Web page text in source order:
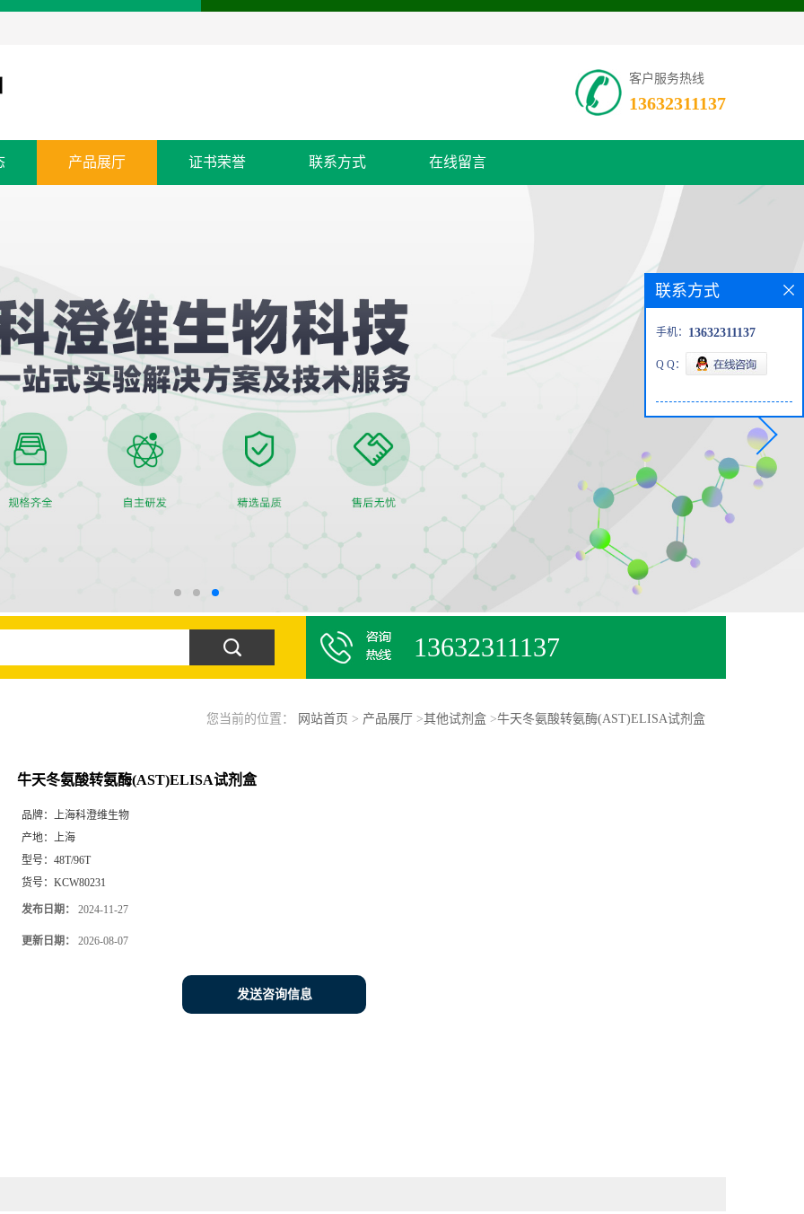
客户服务热线
13632311137
产品展厅 证书荣誉 联系方式 在线留言
13632311137
您当前的位置： 网站首页 > 产品展厅 >其他试剂盒>牛天冬氨酸转氨酶(AST)ELISA试剂盒
牛天冬氨酸转氨酶(AST)ELISA试剂盒
品牌： 上海科澄维生物
产地： 上海
型号： 48T/96T
货号： KCW80231
发布日期： 2024-11-27
更新日期： 2026-08-07
发送咨询信息
联系方式
手机： 13632311137
Q Q：